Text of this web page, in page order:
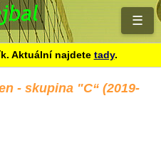
☰
Aktuální najdete tady.
- skupina "C“ (2019-